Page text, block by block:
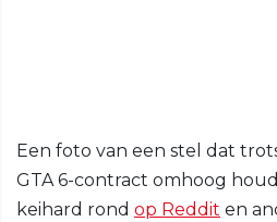
Een foto van een stel dat
GTA 6-contract omhoog
keihard rond op Reddit en